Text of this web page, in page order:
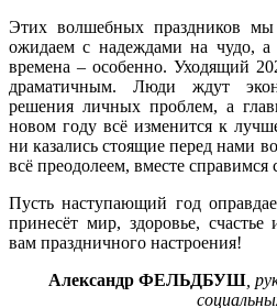
Этих волшебных праздников мы
ожидаем с надеждами на чудо,
времена – особенно. Уходящий
драматичным. Люди ждут
решения личных проблем, а
новом году всё изменится к
ни казались стоящие перед нами
всё преодолеем, вместе
Пусть наступающий год
принесёт мир, здоровье,
вам праздничного настроения!
Александр ФЕЛЬДБУШ ,